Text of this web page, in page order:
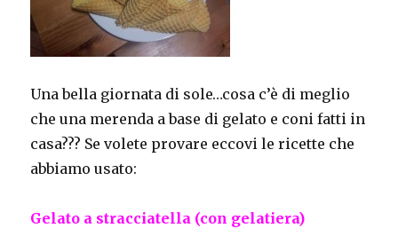
Una bella giornata di sole…cosa c’è di meglio
che una merenda a base di gelato e coni fatti in
casa??? Se volete provare eccovi le ricette che
abbiamo usato:
Gelato a stracciatella (con gelatiera)